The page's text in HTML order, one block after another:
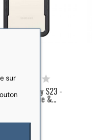
Galaxy S23 -
étanche &...
sur